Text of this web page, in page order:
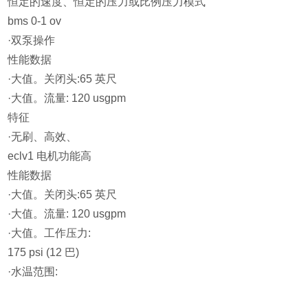
bms 0-1 ov
·双泵操作
性能数据
·大值。关闭头:65 英尺
·大值。流量: 120 usgpm
特征
·无刷、高效、
eclv1 电机功能高
性能数据
·大值。关闭头:65 英尺
·大值。流量: 120 usgpm
·大值。工作压力:
175 psi (12 巴)
·水温范围: